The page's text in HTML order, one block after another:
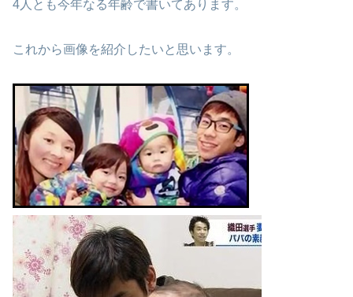
4人とも今年なる年齢で書いてあります。
これから画像を紹介したいと思います。